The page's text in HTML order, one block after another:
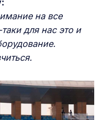
на все
для нас это и